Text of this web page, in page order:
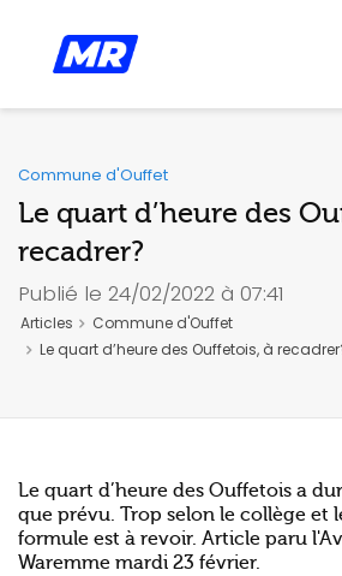
Commune d'Ouffet
Le quart d’heure des
recadrer?
Publié le 24/02/2022 à 07:41
Articles
Commune d'Ouffet
Le quart d’heure des Ouffetois, à
Le quart d’heure des Ouffetois a
que prévu. Trop selon le collège et
formule est à revoir. Article paru
Waremme mardi 23 février.